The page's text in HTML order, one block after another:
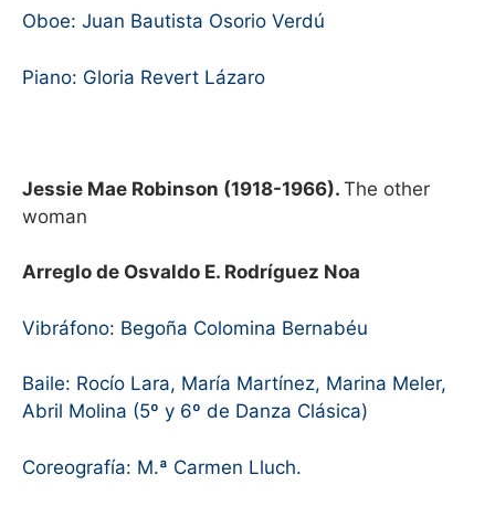
Oboe: Juan Bautista Osorio Verdú
Piano: Gloria Revert Lázaro
Jessie Mae Robinson (1918-1966). The other
woman
Arreglo de Osvaldo E. Rodríguez Noa
Vibráfono: Begoña Colomina Bernabéu
Baile: Rocío Lara, María Martínez, Marina Meler,
Abril Molina (5º y 6º de Danza Clásica)
Coreografía: M.ª Carmen Lluch.